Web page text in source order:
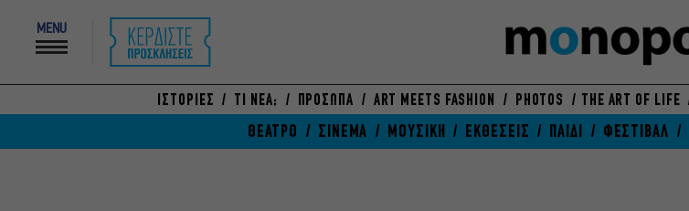
MENU
ΙΣΤΟΡΙΕΣ ΤΙ ΝΕΑ; ΠΡΟΣΩΠΑ ART MEETS FASHION PHOTOS THE ART OF LIFE
ΘΕΑΤΡΟ ΣΙΝΕΜΑ ΜΟΥΣΙΚΗ ΕΚΘΕΣΕΙΣ ΠΑΙΔΙ ΦΕΣΤΙΒΑΛ